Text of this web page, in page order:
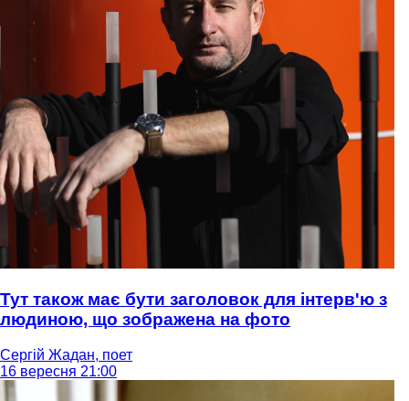
Тут також має бути заголовок для інтерв'ю з
людиною, що зображена на фото
Сергій Жадан, поет
16 вересня 21:00